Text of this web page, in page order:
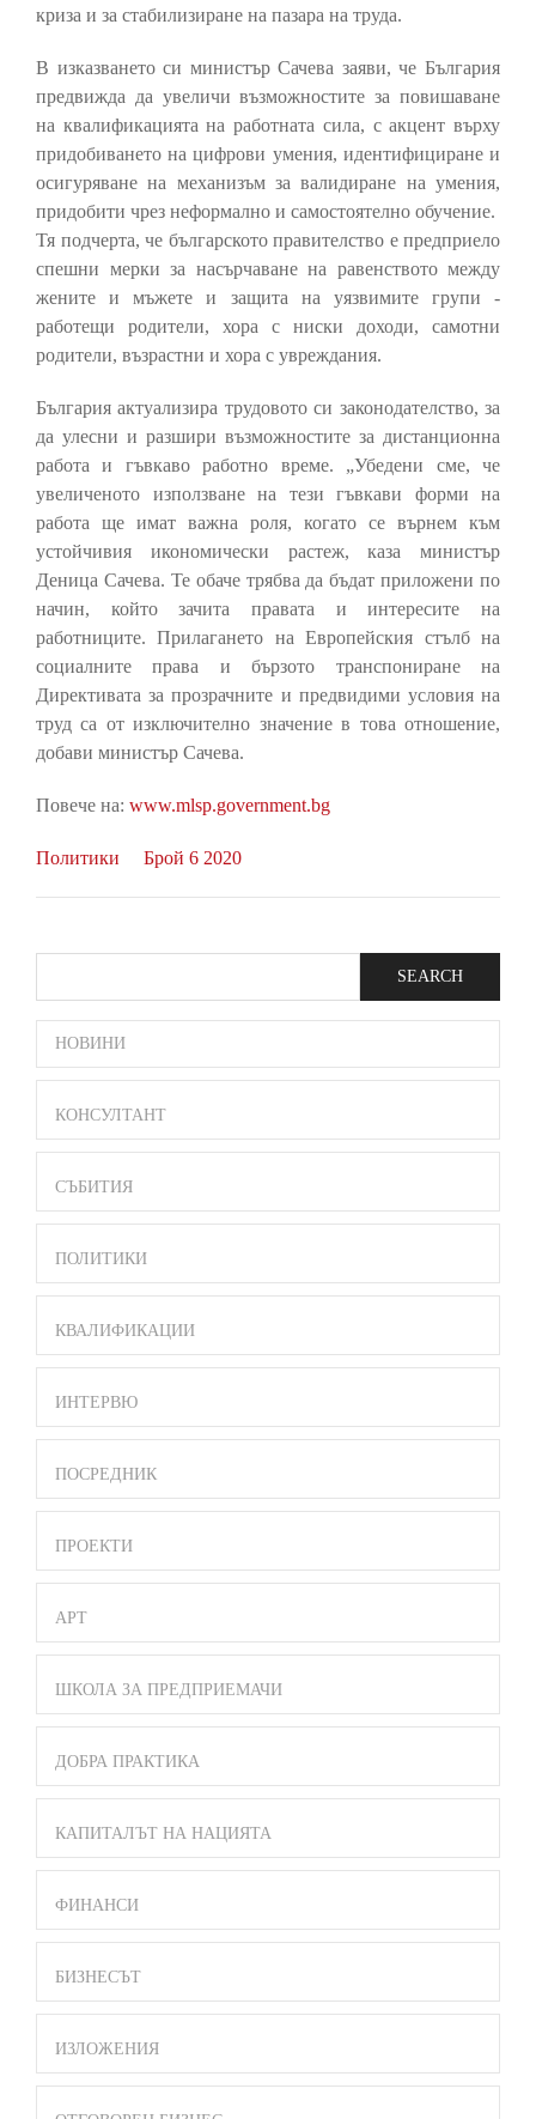
криза и за стабилизиране на пазара на труда.
В изказването си министър Сачева заяви, че България
предвижда да увеличи възможностите за повишаване
на квалификацията на работната сила, с акцент върху
придобиването на цифрови умения, идентифициране и
осигуряване на механизъм за валидиране на умения,
придобити чрез неформално и самостоятелно обучение.
Тя подчерта, че българското правителство е предприело
спешни мерки за насърчаване на равенството между
жените и мъжете и защита на уязвимите групи -
работещи родители, хора с ниски доходи, самотни
родители, възрастни и хора с увреждания.
България актуализира трудовото си законодателство, за
да улесни и разшири възможностите за дистанционна
работа и гъвкаво работно време. „Убедени сме, че
увеличеното използване на тези гъвкави форми на
работа ще имат важна роля, когато се върнем към
устойчивия икономически растеж, каза министър
Деница Сачева. Те обаче трябва да бъдат приложени по
начин, който зачита правата и интересите на
работниците. Прилагането на Европейския стълб на
социалните права и бързото транспониране на
Директивата за прозрачните и предвидими условия на
труд са от изключително значение в това отношение,
добави министър Сачева.
Повече на: www.mlsp.government.bg
Политики Брой 6 2020
SIDE
BAR
MENU
НОВИНИ
КОНСУЛТАНТ
СЪБИТИЯ
ПОЛИТИКИ
КВАЛИФИКАЦИИ
ИНТЕРВЮ
ПОСРЕДНИК
ПРОЕКТИ
АРТ
ШКОЛА ЗА ПРЕДПРИЕМАЧИ
ДОБРА ПРАКТИКА
КАПИТАЛЪТ НА НАЦИЯТА
ФИНАНСИ
БИЗНЕСЪТ
ИЗЛОЖЕНИЯ